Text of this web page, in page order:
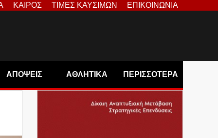
ΚΑΙΡΟΣ ΤΙΜΕΣ ΚΑΥΣΙΜΩΝ ΕΠΙΚΟΙΝΩΝΙΑ
ΑΠΟΨΕΙΣ ΑΘΛΗΤΙΚΑ ΠΕΡΙΣΣΟΤΕΡΑ